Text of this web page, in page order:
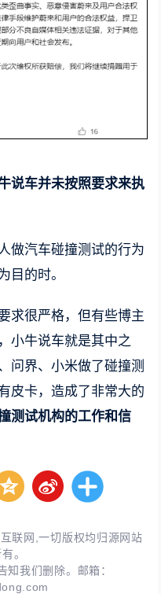
说车并未按照要求来执
做汽车碰撞测试的行为
目的时。
求很严格，但有些博主
小牛说车就是其中之
问界、小米做了碰撞测
皮卡，造成了非常大的
测试机构的工作和信
联网,一切版权均归源网站
。
知我们删除。邮箱：